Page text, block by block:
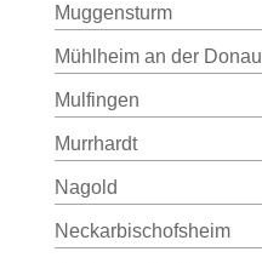
Muggensturm
Mühlheim an der Donau
Mulfingen
Murrhardt
Nagold
Neckarbischofsheim